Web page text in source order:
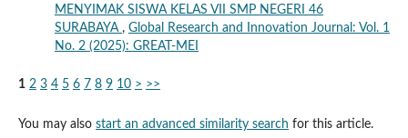
MENYIMAK SISWA KELAS VII SMP NEGERI 46
SURABAYA , Global Research and Innovation Journal: Vol. 1
No. 2 (2025): GREAT-MEI
1 2 3 4 5 6 7 8 9 10 > >>
You may also start an advanced similarity search for this article.